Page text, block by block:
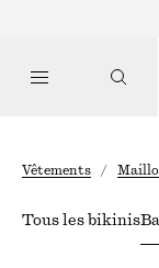
Vêtements /
Tous les bikinis